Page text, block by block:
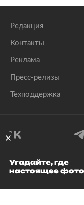
Редакция
Контакты
Реклама
Пресс-релизы
Техподдержка
©
Угадайте, где
настоящее фото